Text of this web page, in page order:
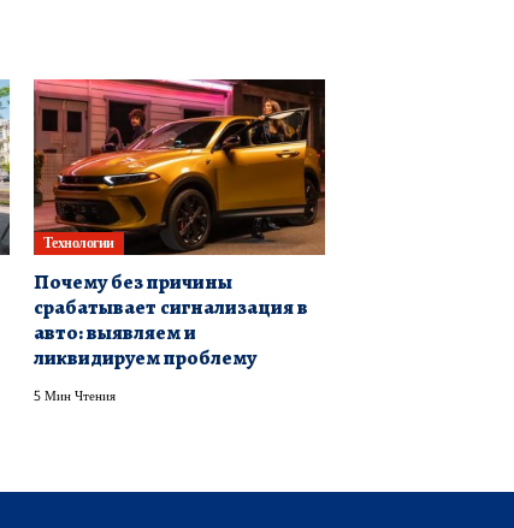
Технологии
Почему без причины
срабатывает сигнализация в
авто: выявляем и
ликвидируем проблему
5 Мин Чтения